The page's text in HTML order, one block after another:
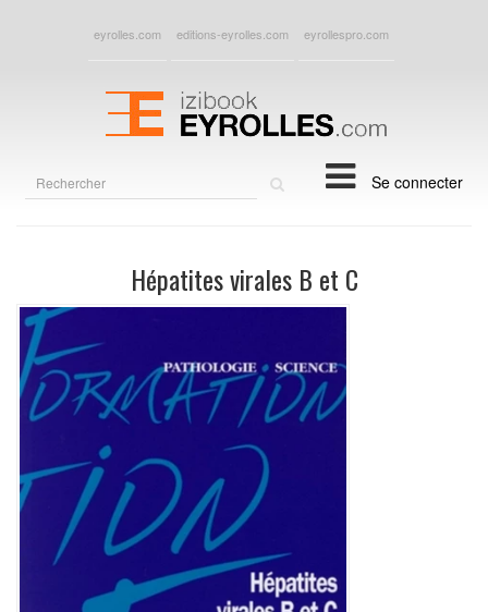
eyrolles.com editions-eyrolles.com eyrollespro.com
Se connecter
Hépatites virales B et C